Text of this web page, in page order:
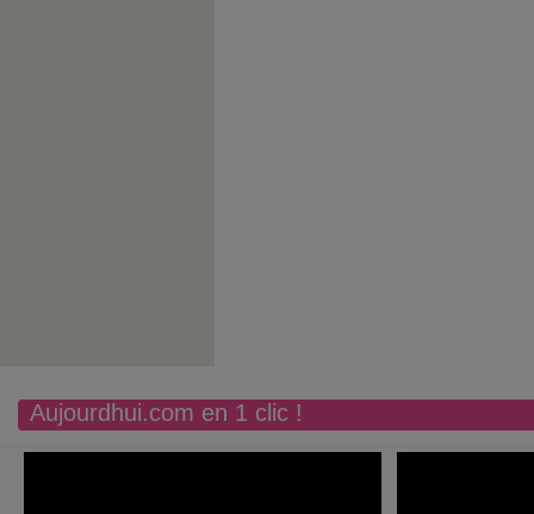
Aujourdhui.com en 1 clic !